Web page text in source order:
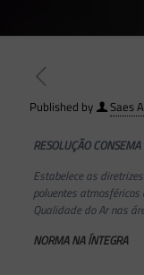
Published by Saes
RESOLUÇÃO CONSEMA
Estabelece as
poluentes
Qualidade do Ar nas
NORMA NA ÍNTEGRA